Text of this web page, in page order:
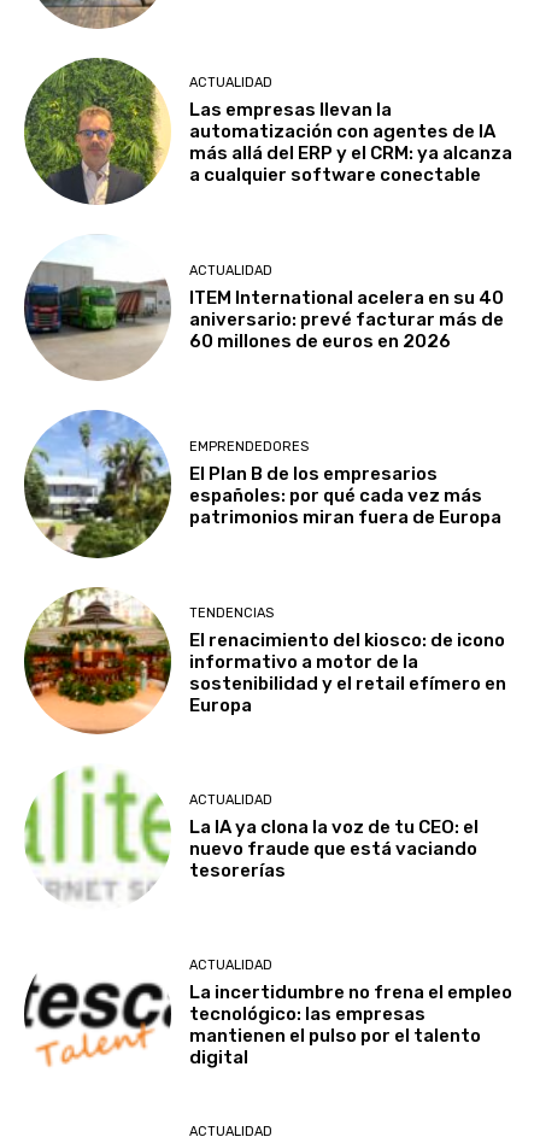
ACTUALIDAD
Las empresas llevan la
automatización con agentes de IA
más allá del ERP y el CRM: ya alcanza
a cualquier software conectable
ACTUALIDAD
ITEM International acelera en su 40
aniversario: prevé facturar más de
60 millones de euros en 2026
EMPRENDEDORES
El Plan B de los empresarios
españoles: por qué cada vez más
patrimonios miran fuera de Europa
TENDENCIAS
El renacimiento del kiosco: de icono
informativo a motor de la
sostenibilidad y el retail efímero en
Europa
ACTUALIDAD
La IA ya clona la voz de tu CEO: el
nuevo fraude que está vaciando
tesorerías
ACTUALIDAD
La incertidumbre no frena el empleo
tecnológico: las empresas
mantienen el pulso por el talento
digital
ACTUALIDAD